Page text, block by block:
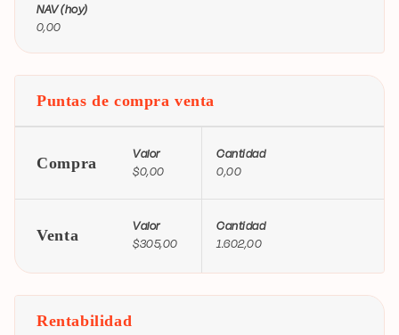
NAV (hoy)
0,00
Puntas de compra venta
Compra
Valor
$0,00
Cantidad
0,00
Venta
Valor
$305,00
Cantidad
1.602,00
Rentabilidad